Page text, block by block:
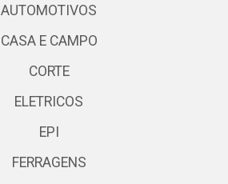
AUTOMOTIVOS
CASA E CAMPO
CORTE
ELETRICOS
EPI
FERRAGENS